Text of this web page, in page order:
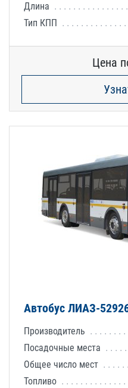
Длина
Тип КПП
Цена
Автобус ЛИАЗ-
Производитель
Посадочные места
Общее число мест
Топливо